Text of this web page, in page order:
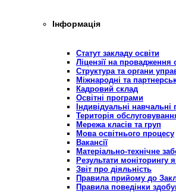
Інформація
Статут закладу освіти
Ліцензії на провадження
Структура та органи
Міжнародні та
Кадровий склад
Освітні програми
Індивідуальні
Територія
Мережа класів та груп
Мова освітнього процесу
Вакансії
Матеріально-технічне
Результати моніторингу
Звіт про діяльність
Правила прийому до
Правила поведінки